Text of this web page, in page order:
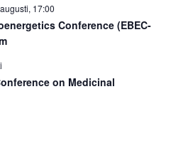
17:00
Conference (EBEC-
on Medicinal